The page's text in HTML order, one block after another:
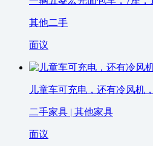
其他二手
面议
儿童车可充电，还有冷风机
二手家具 | 其他家具
面议